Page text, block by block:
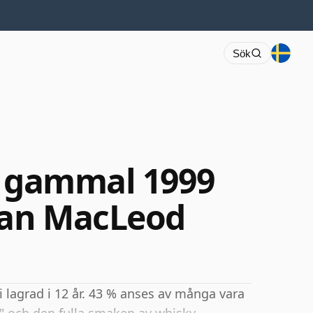
Sök
1999
MacLeod
i 12 år. 43 % anses av många vara